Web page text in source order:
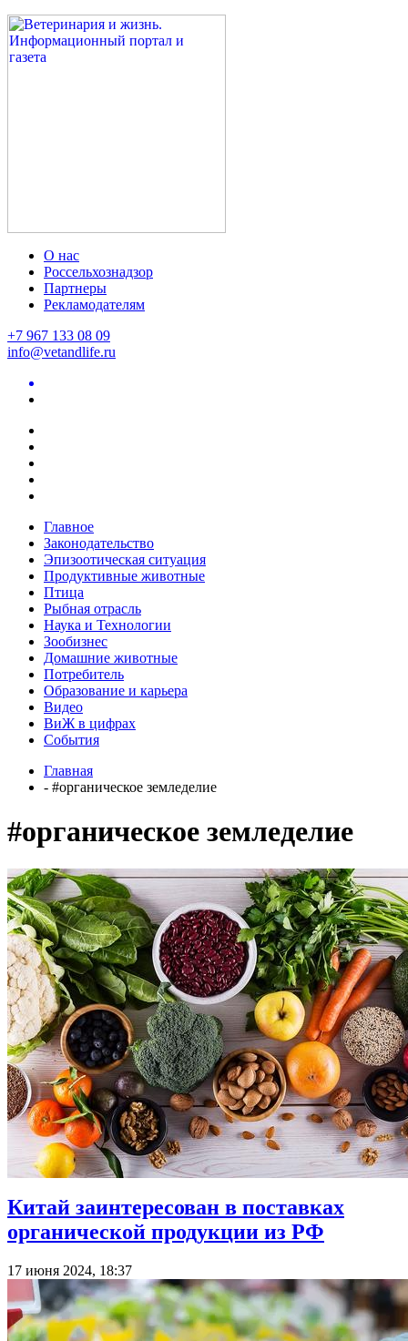
О нас
Россельхознадзор
Партнеры
Рекламодателям
+7 967 133 08 09
info@vetandlife.ru
Главное
Законодательство
Эпизоотическая ситуация
Продуктивные животные
Птица
Рыбная отрасль
Наука и Технологии
Зообизнес
Домашние животные
Потребитель
Образование и карьера
Видео
ВиЖ в цифрах
События
Главная
- #органическое земледелие
#органическое земледелие
Китай заинтересован в поставках
органической продукции из РФ
17 июня 2024, 18:37